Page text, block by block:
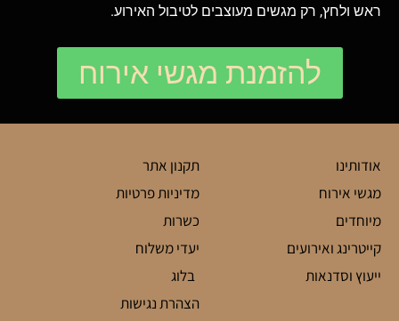
ראש ולחץ, רק מגשים מעוצבים לטיבול האירוע.
להזמנת מגשי אירוח
אודותינו
מגשי אירוח
מיוחדים
קייטרינג ואירועים
ייעוץ וסדנאות
תקנון אתר
מדיניות פרטיות
כשרות
יעדי משלוח
בלוג
הצהרת נגישות